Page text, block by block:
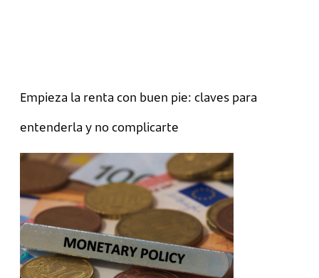
Empieza la renta con buen pie: claves para
entenderla y no complicarte